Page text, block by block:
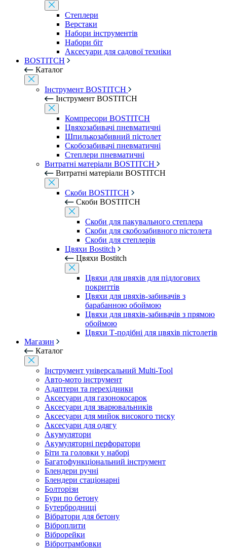
Степлери
Верстаки
Набори інструментів
Набори біт
Аксесуари для садової техніки
BOSTITCH
Каталог
Інструмент BOSTITCH
Інструмент BOSTITCH
Компресори BOSTITCH
Цвяхозабивачі пневматичні
Шпилькозабивний пістолет
Скобозабивачі пневматичні
Степлери пневматичні
Витратні матеріали BOSTITCH
Витратні матеріали BOSTITCH
Скоби BOSTITCH
Скоби BOSTITCH
Скоби для пакувального степлера
Скоби для скобозабивного пістолета
Скоби для степлерів
Цвяхи Bostitch
Цвяхи Bostitch
Цвяхи для цвяхів для підлогових
покриттів
Цвяхи для цвяхів-забивачів з
барабанною обоймою
Цвяхи для цвяхів-забивачів з прямою
обоймою
Цвяхи Т-подібні для цвяхів пістолетів
Магазин
Каталог
Інструмент універсальний Multi-Tool
Авто-мото інструмент
Адаптери та перехідники
Аксесуари для газонокосарок
Аксесуари для зварювальників
Аксесуари для мийок високого тиску
Аксесуари для одягу
Акумулятори
Акумуляторні перфоратори
Біти та головки у наборі
Багатофункціональний інструмент
Блендери ручні
Блендери стаціонарні
Болторізи
Бури по бетону
Бутербродниці
Вібратори для бетону
Віброплити
Віброрейки
Вібротрамбовки